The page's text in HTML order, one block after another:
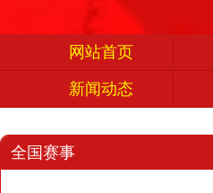
网站首页
新闻动态
全国赛事